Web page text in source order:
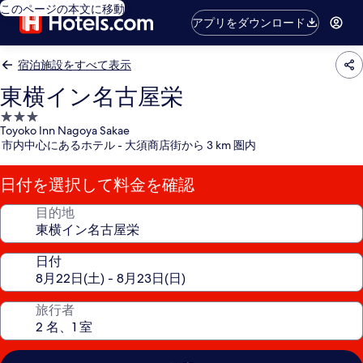
このページの本文に移動
アプリをダウンロード
宿泊施設をすべて表示
東横イン名古屋栄
3.0
つ
星
宿
泊
施
Toyoko Inn Nagoya Sakae
市内中心にあるホテル - 大須商店街から 3 km 圏内
日付を選択して料金を確認
目的地
日付
旅行者